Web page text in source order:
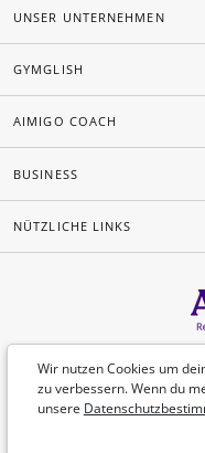
Wir nutzen Cookies um
zu verbessern. Wenn du
unsere
UNSER UNTERNEHMEN
GYMGLISH
AIMIGO COACH
BUSINESS
NÜTZLICHE LINKS